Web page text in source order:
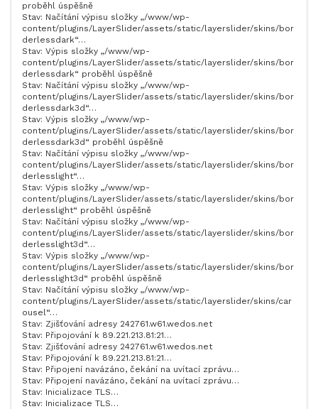
proběhl úspěšně
Stav: Načítání výpisu složky „/www/wp-
content/plugins/LayerSlider/assets/static/layerslider/skins/bor
derlessdark“…
Stav: Výpis složky „/www/wp-
content/plugins/LayerSlider/assets/static/layerslider/skins/bor
derlessdark“ proběhl úspěšně
Stav: Načítání výpisu složky „/www/wp-
content/plugins/LayerSlider/assets/static/layerslider/skins/bor
derlessdark3d“…
Stav: Výpis složky „/www/wp-
content/plugins/LayerSlider/assets/static/layerslider/skins/bor
derlessdark3d“ proběhl úspěšně
Stav: Načítání výpisu složky „/www/wp-
content/plugins/LayerSlider/assets/static/layerslider/skins/bor
derlesslight“…
Stav: Výpis složky „/www/wp-
content/plugins/LayerSlider/assets/static/layerslider/skins/bor
derlesslight“ proběhl úspěšně
Stav: Načítání výpisu složky „/www/wp-
content/plugins/LayerSlider/assets/static/layerslider/skins/bor
derlesslight3d“…
Stav: Výpis složky „/www/wp-
content/plugins/LayerSlider/assets/static/layerslider/skins/bor
derlesslight3d“ proběhl úspěšně
Stav: Načítání výpisu složky „/www/wp-
content/plugins/LayerSlider/assets/static/layerslider/skins/car
ousel“…
Stav: Zjišťování adresy 242761.w61.wedos.net
Stav: Připojování k 89.221.213.81:21…
Stav: Zjišťování adresy 242761.w61.wedos.net
Stav: Připojování k 89.221.213.81:21…
Stav: Připojení navázáno, čekání na uvítací zprávu…
Stav: Připojení navázáno, čekání na uvítací zprávu…
Stav: Inicializace TLS…
Stav: Inicializace TLS…